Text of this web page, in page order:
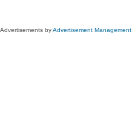
Advertisements byAdvertisement Management